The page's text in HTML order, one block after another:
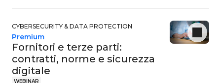
CYBERSECURITY & DATA PROTECTION
WEBINAR
Fornitori e terze parti:
contratti, norme e sicurezza
digitale
Premium